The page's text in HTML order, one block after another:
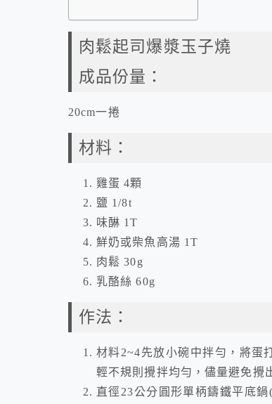
肉鬆起司爆漿玉子燒
成品份量：
20cm一捲
材料：
雞蛋 4顆
鹽 1/8t
味醂 1T
鮮奶或柴魚高湯 1T
肉鬆 30g
乳酪絲 60g
作法：
材料2~4先放小碗中拌勻，將蛋
輕不規則攪拌均勻，儘量避免攪
直徑23公分圓形單柄鑄鐵平底